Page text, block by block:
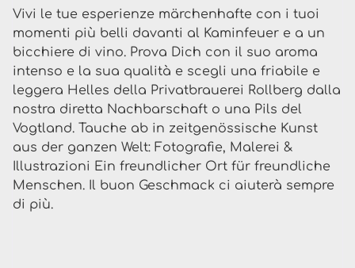
Vivi le tue esperienze märchenhafte con i tuoi
momenti più belli davanti al Kaminfeuer e a un
bicchiere di vino. Prova Dich con il suo aroma
intenso e la sua qualità e scegli una friabile e
leggera Helles della Privatbrauerei Rollberg dalla
nostra diretta Nachbarschaft o una Pils del
Vogtland. Tauche ab in zeitgenössische Kunst
aus der ganzen Welt: Fotografie, Malerei &
Illustrazioni Ein freundlicher Ort für freundliche
Menschen. Il buon Geschmack ci aiuterà sempre
di più.